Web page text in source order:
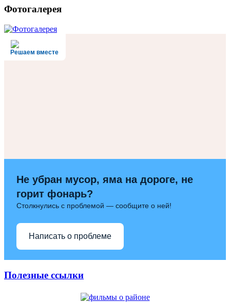
Фотогалерея
Решаем вместе
Не убран мусор, яма на дороге, не
горит фонарь?
Столкнулись с проблемой — сообщите о ней!
Написать о проблеме
Полезные ссылки